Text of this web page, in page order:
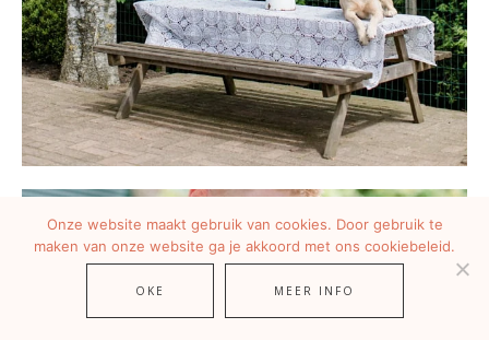
Onze website maakt gebruik van cookies. Door gebruik te
maken van onze website ga je akkoord met ons cookiebeleid.
OKE MEER INFO